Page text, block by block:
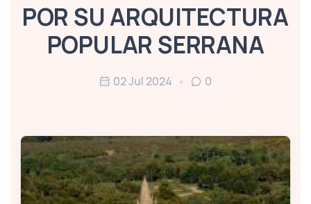
POR SU ARQUITECTURA
POPULAR SERRANA
02 Jul 2024 0